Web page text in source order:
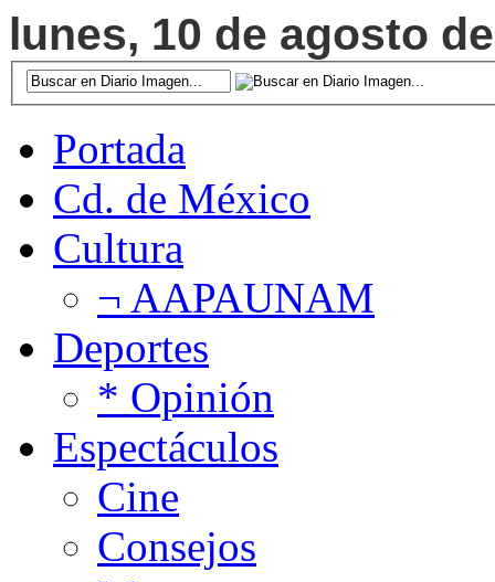
lunes, 10 de agosto
Portada
Cd. de México
Cultura
¬ AAPAUNAM
Deportes
* Opinión
Espectáculos
Cine
Consejos